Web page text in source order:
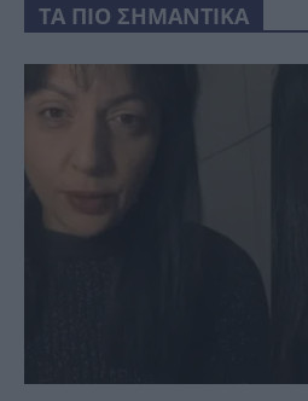
ΤΑ ΠΙΟ ΣΗΜΑΝΤΙΚΑ